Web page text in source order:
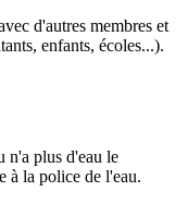
d'autres membres et
enfants, écoles...).
n'a plus d'eau le
à la police de l'eau.